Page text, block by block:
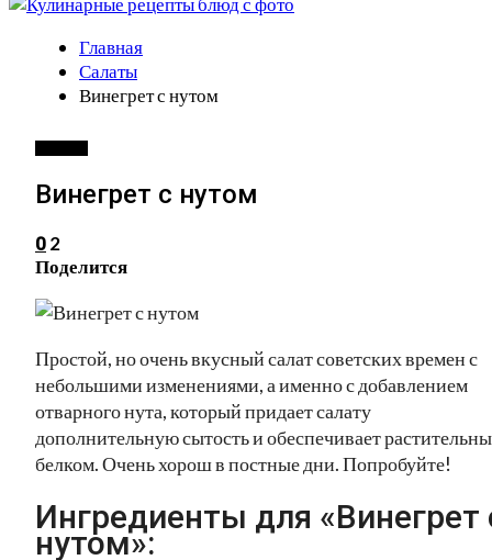
Главная
Салаты
Винегрет с нутом
Винегрет с нутом
0 2
Поделится
Простой, но очень вкусный салат советских времен с
небольшими изменениями, а именно с добавлением
отварного нута, который придает салату
дополнительную сытость и обеспечивает
белком. Очень хорош в постные дни. Попробуйте!
Ингредиенты для «Винегрет
нутом»: